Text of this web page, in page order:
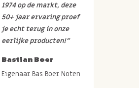
1974 op de markt, deze
50+ jaar ervaring proef
je echt terug in onze
eerlijke producten!”
Bastian Boer
Eigenaar Bas Boer Noten